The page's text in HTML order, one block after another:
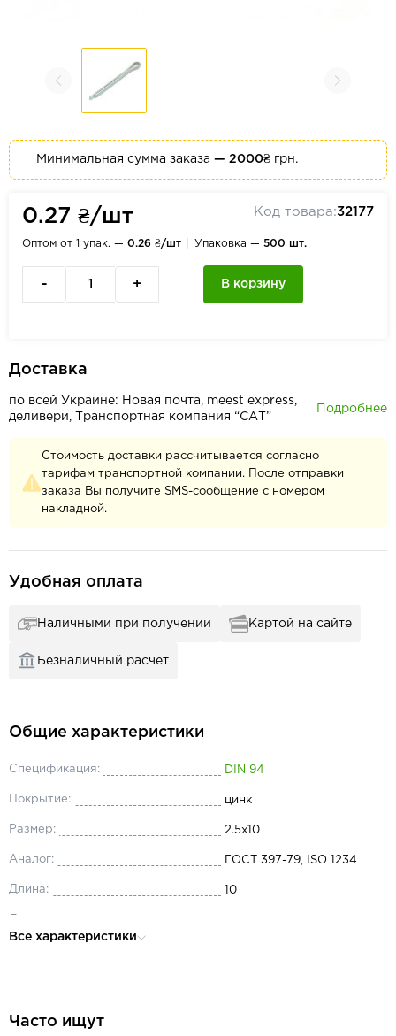
Минимальная сумма заказа — 2000₴ грн.
0.27 ₴/шт Код товара:32177
Оптом от 1 упак. — 0.26 ₴/шт Упаковка — 500 шт.
- + В корзину
Доставка
по всей Украине: Новая почта, meest express,
деливери, Транспортная компания “САТ”
Подробнее
Стоимость доставки рассчитывается согласно
тарифам транспортной компании. После отправки
заказа Вы получите SMS-сообщение с номером
накладной.
Удобная оплата
Наличными при получении Картой на сайте
Безналичный расчет
Общие характеристики
Спецификация: DIN 94
Покрытие: цинк
Размер: 2.5x10
Аналог: ГОСТ 397-79, ISO 1234
Длина: 10
Все характеристики
Часто ищут